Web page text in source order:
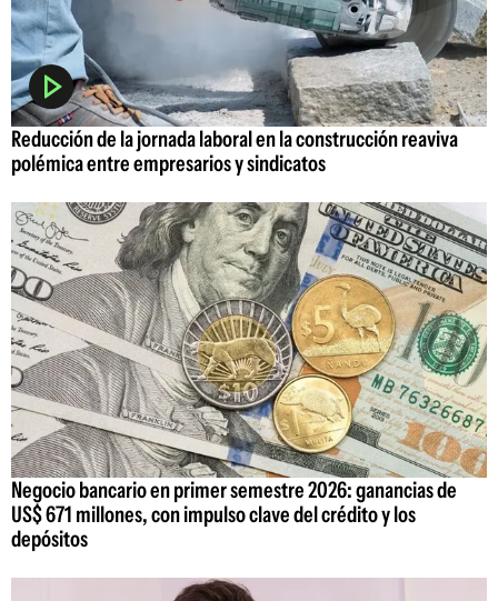
Reducción de la jornada laboral en la construcción reaviva
polémica entre empresarios y sindicatos
Negocio bancario en primer semestre 2026: ganancias de
US$ 671 millones, con impulso clave del crédito y los
depósitos